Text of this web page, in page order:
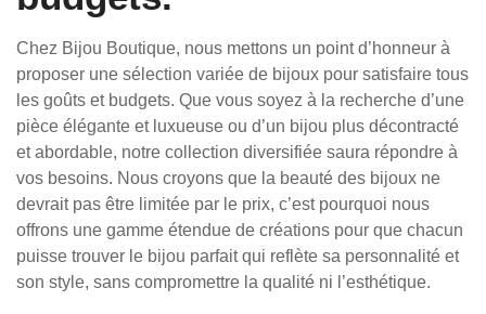
Chez Bijou Boutique, nous mettons un point d’honneur à
proposer une sélection variée de bijoux pour satisfaire tous
les goûts et budgets. Que vous soyez à la recherche d’une
pièce élégante et luxueuse ou d’un bijou plus décontracté
et abordable, notre collection diversifiée saura répondre à
vos besoins. Nous croyons que la beauté des bijoux ne
devrait pas être limitée par le prix, c’est pourquoi nous
offrons une gamme étendue de créations pour que chacun
puisse trouver le bijou parfait qui reflète sa personnalité et
son style, sans compromettre la qualité ni l’esthétique.